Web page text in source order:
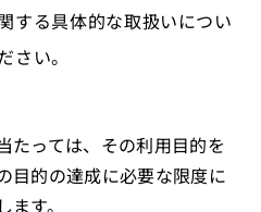
する具体的な取扱いについ
さい。
たっては、その利用目的を
目的の達成に必要な限度に
す。